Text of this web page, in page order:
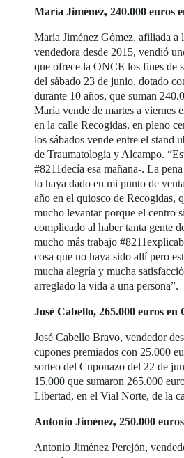
María Jiménez, 240.000 euros
María Jiménez Gómez, afiliada a
vendedora desde 2015, vendió
que ofrece la ONCE los fines de
del sábado 23 de junio, dotado
durante 10 años, que suman
María vende de martes a viernes
en la calle Recogidas, en pleno
los sábados vende entre el stand
de Traumatología y Alcampo.
#8211decía esa mañana-. La
lo haya dado en mi punto de
año en el quiosco de Recogidas,
mucho levantar porque el centro
complicado al haber tanta gente
mucho más trabajo
cosa que no haya sido allí pero
mucha alegría y mucha
arreglado la vida a una persona”.
José Cabello, 265.000 euros en
José Cabello Bravo, vendedor
cupones premiados con 25.000
sorteo del Cuponazo del 22 de
15.000 que sumaron 265.000
Libertad, en el Vial Norte, de la
Antonio Jiménez, 250.000
Antonio Jiménez Perejón,